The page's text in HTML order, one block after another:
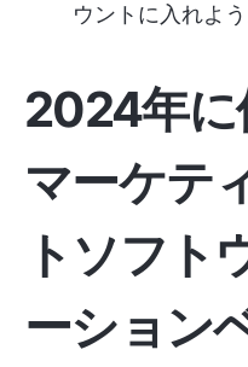
ウントに入れよう
2024年に
マーケテ
トソフト
ーション